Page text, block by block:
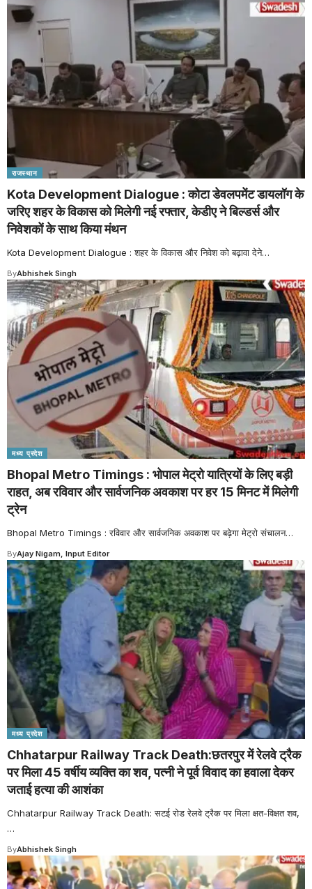
राजस्थान
Kota Development Dialogue : कोटा डेवलपमेंट डायलॉग के
जरिए शहर के विकास को मिलेगी नई रफ्तार, केडीए ने बिल्डर्स और
निवेशकों के साथ किया मंथन
Kota Development Dialogue : शहर के विकास और निवेश को बढ़ावा देने…
ByAbhishek Singh
मध्य प्रदेश
Bhopal Metro Timings : भोपाल मेट्रो यात्रियों के लिए बड़ी
राहत, अब रविवार और सार्वजनिक अवकाश पर हर 15 मिनट में मिलेगी
ट्रेन
Bhopal Metro Timings : रविवार और सार्वजनिक अवकाश पर बढ़ेगा मेट्रो संचालन…
ByAjay Nigam, Input Editor
मध्य प्रदेश
Chhatarpur Railway Track Death:छतरपुर में रेलवे ट्रैक
पर मिला 45 वर्षीय व्यक्ति का शव, पत्नी ने पूर्व विवाद का हवाला देकर
जताई हत्या की आशंका
Chhatarpur Railway Track Death: सटई रोड रेलवे ट्रैक पर मिला क्षत-विक्षत शव,
…
ByAbhishek Singh